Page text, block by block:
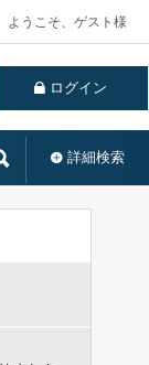
ようこそ、ゲスト様
ログイン
詳細検索